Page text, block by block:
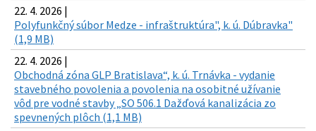
22. 4. 2026 |
Polyfunkčný súbor Medze - infraštruktúra", k. ú. Dúbravka"
(1,9 MB)
22. 4. 2026 |
Obchodná zóna GLP Bratislava“, k. ú. Trnávka - vydanie
stavebného povolenia a povolenia na osobitné užívanie
vôd pre vodné stavby „SO 506.1 Dažďová kanalizácia zo
spevnených plôch (1,1 MB)